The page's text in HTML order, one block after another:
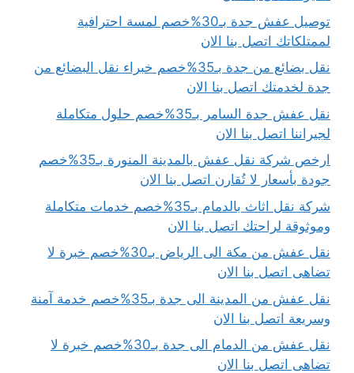
توصيل عفش جدة بـ30%خصم لمسة احترافية
لممتلكاتك اتصل بنا الان
نقل بضائع من جدة بـ35%خصم خبراء نقل البضائع من
جدة لخدمتك اتصل بنا الان
نقل عفش جدة السامر بـ35%خصم حلول متكاملة
لجيراننا اتصل بنا الان
ارخص شركة نقل عفش بالمدينة المنورة بـ35%خصم
جودة بأسعار لا تُقارن اتصل بنا الان
شركة نقل اثاث بالدمام بـ35%خصم خدمات متكاملة
وموثوقة لراحتك اتصل بنا الان
نقل عفش من مكة الى الرياض بـ30%خصم خبرة لا
تضاهى اتصل بنا الان
نقل عفش من المدينة الى جدة بـ35%خصم خدمة آمنة
وسريعة اتصل بنا الان
نقل عفش من الدمام الى جدة بـ30%خصم خبرة لا
تضاهى اتصل بنا الان